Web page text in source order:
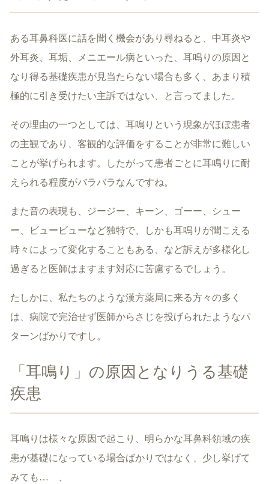
ある耳鼻科医に話を聞く機会があり尋ねると、中耳炎や
外耳炎、耳垢、メニエール病といった、耳鳴りの原因と
なり得る基礎疾患が見当たらない場合も多く、あまり積
極的に引き受けたい主訴ではない、と言ってました。
その理由の一つとしては、耳鳴りという現象がほぼ患者
の主観であり、客観的な評価をすることが非常に難しい
ことが挙げられます。したがって患者ごとに耳鳴りに耐
えられる程度がバラバラなんですね。
また音の表現も、ジージー、キーン、ゴーー、シュー
ー、ビュービューなど独特で、しかも耳鳴りが聞こえる
時々によって変化することもある、など訴えが多様化し
過ぎると医師はますます対応に苦慮するでしょう。
たしかに、私たちのような漢方薬局に来る方々の多く
は、病院で完治せず医師からさじを投げられたようなパ
ターンばかりですし。
「耳鳴り」の原因となりうる基礎
疾患
耳鳴りは様々な原因で起こり、明らかな耳鼻科領域の疾
患が基礎になっている場合ばかりではなく、少し挙げて
みても… 、